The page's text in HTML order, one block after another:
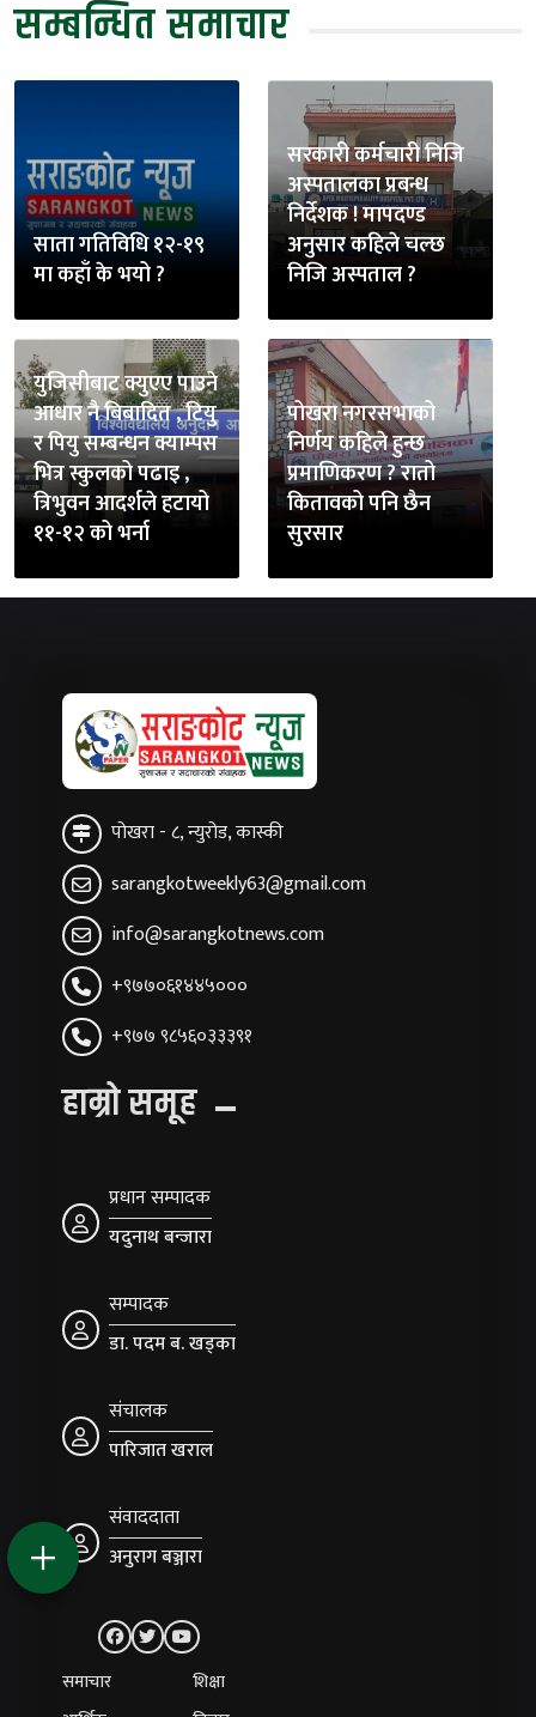
सम्बन्धित समाचार
साता गतिविधि १२-१९
मा कहाँ के भयो ?
सरकारी कर्मचारी निजि
अस्पतालका प्रबन्ध
निर्देशक ! मापदण्ड
अनुसार कहिले चल्छ
निजि अस्पताल ?
युजिसीबाट क्युएए पाउने
आधार नै बिबादित , टियु
र पियु सम्बन्धन क्याम्पस
भित्र स्कुलको पढाइ ,
त्रिभुवन आदर्शले हटायो
११-१२ को भर्ना
पोखरा नगरसभाको
निर्णय कहिले हुन्छ
प्रमाणिकरण ? रातो
कितावको पनि छैन
सुरसार
पोखरा - ८, न्युरोड, कास्की
sarangkotweekly63@gmail.com
info@sarangkotnews.com
+९७७०६१४४५०००
+९७७ ९८५६०३३३९१
हाम्रो समूह
प्रधान सम्पादक
यदुनाथ बन्जारा
सम्पादक
डा. पदम ब. खड्का
संचालक
पारिजात खराल
संवाददाता
अनुराग बञ्जारा
समाचार
शिक्षा